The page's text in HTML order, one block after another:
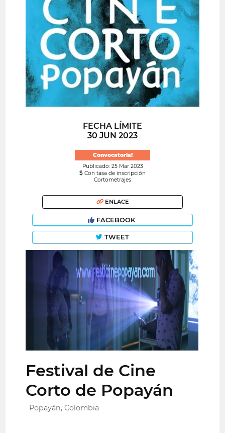
FECHA LÍMITE
30 JUN 2023
Convocatoria!
Publicado: 25 Mar 2023
Con tasa de inscripción
Cortometrajes
ENLACE
FACEBOOK
TWEET
Festival de Cine
Corto de Popayán
Popayán, Colombia